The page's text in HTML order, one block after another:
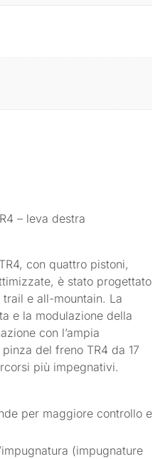
– leva destra
con quattro pistoni,
è stato progettato
trail e all-mountain. La
e la modulazione della
con l’ampia
del freno TR4 da 17
più impegnativi.
per maggiore controllo e
(impugnature